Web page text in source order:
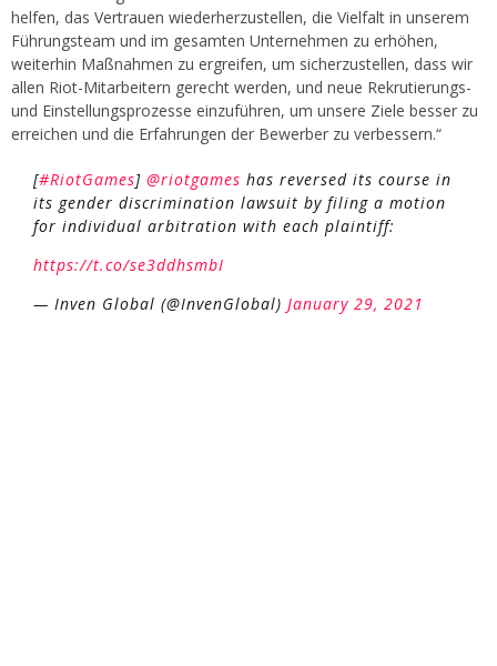
helfen, das Vertrauen wiederherzustellen, die Vielfalt in unserem
Führungsteam und im gesamten Unternehmen zu erhöhen,
weiterhin Maßnahmen zu ergreifen, um sicherzustellen, dass wir
allen Riot-Mitarbeitern gerecht werden, und neue Rekrutierungs-
und Einstellungsprozesse einzuführen, um unsere Ziele besser zu
erreichen und die Erfahrungen der Bewerber zu verbessern.“
[#RiotGames] @riotgames has reversed its course in
its gender discrimination lawsuit by filing a motion
for individual arbitration with each plaintiff:
https://t.co/se3ddhsmbI
— Inven Global (@InvenGlobal) January 29, 2021